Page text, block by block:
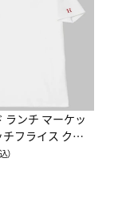
ランチ マーケッ
チフライス クル
半袖Ｔシャツ
）